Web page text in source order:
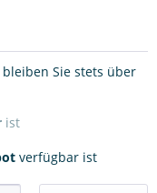
Sie stets über
ist
verfügbar ist